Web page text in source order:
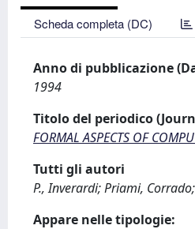
Scheda completa (DC)
Anno di pubblicazione
1994
Titolo del periodico
FORMAL ASPECTS OF
Tutti gli autori
P., Inverardi; Priami,
Appare nelle tipologie: